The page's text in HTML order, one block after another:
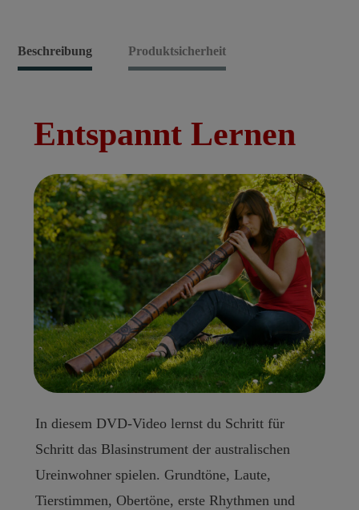
Menge
Beschreibung Produktsicherheit
Entspannt Lernen
In diesem DVD-Video lernst du Schritt für
Schritt das Blasinstrument der australischen
Ureinwohner spielen. Grundtöne, Laute,
Tierstimmen, Obertöne, erste Rhythmen und